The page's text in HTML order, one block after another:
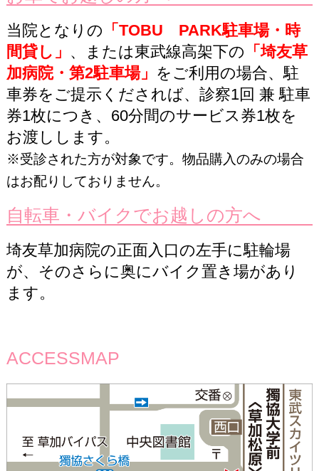
当院となりの 「TOBU PARK駐車場・時
間貸し」 、または東武線高架下の 「埼友草
加病院・第2駐車場」 をご利用の場合、駐
車券をご提示くだされば、診察1回 兼 駐車
券1枚につき、60分間のサービス券1枚を
お渡しします。
※受診された方が対象です。物品購入のみの場合
はお配りしておりません。
自転車・バイクでお越しの方へ
埼友草加病院の正面入口の左手に駐輪場
が、そのさらに奥にバイク置き場があり
ます。
ACCESSMAP